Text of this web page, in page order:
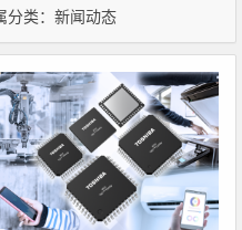
分类：新闻动态